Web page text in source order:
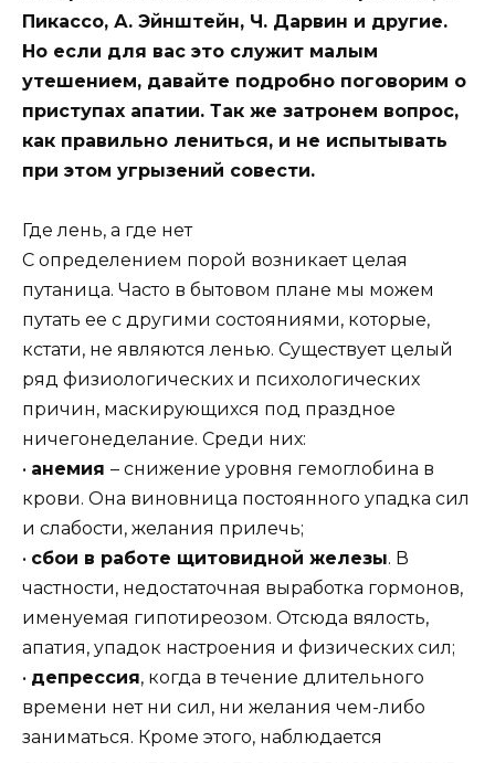
Пикассо, А. Эйнштейн, Ч. Дарвин и другие.
Но если для вас это служит малым
утешением, давайте подробно поговорим о
приступах апатии. Так же затронем вопрос,
как правильно лениться, и не испытывать
при этом угрызений совести.
Где лень, а где нет
С определением порой возникает целая
путаница. Часто в бытовом плане мы можем
путать ее с другими состояниями, которые,
кстати, не являются ленью. Существует целый
ряд физиологических и психологических
причин, маскирующихся под праздное
ничегонеделание. Среди них:
• анемия – снижение уровня гемоглобина в
крови. Она виновница постоянного упадка сил
и слабости, желания прилечь;
• сбои в работе щитовидной железы. В
частности, недостаточная выработка гормонов,
именуемая гипотиреозом. Отсюда вялость,
апатия, упадок настроения и физических сил;
• депрессия, когда в течение длительного
времени нет ни сил, ни желания чем-либо
заниматься. Кроме этого, наблюдается